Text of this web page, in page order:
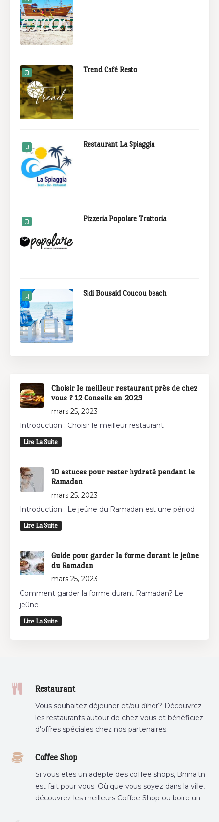
Trend Café Resto
Restaurant La Spiaggia
Pizzeria Popolare Trattoria
Sidi Bousaid Coucou beach
Choisir le meilleur restaurant près de chez
vous ? 12 Conseils en 2023
mars 25, 2023
Introduction : Choisir le meilleur restaurant
Lire La Suite
10 astuces pour rester hydraté pendant le
Ramadan
mars 25, 2023
Introduction : Le jeûne du Ramadan est une périod
Lire La Suite
Guide pour garder la forme durant le jeûne
du Ramadan
mars 25, 2023
Comment garder la forme durant Ramadan? Le
jeûne
Lire La Suite
Restaurant
Vous souhaitez déjeuner et/ou dîner? Découvrez
les restaurants autour de chez vous et bénéficiez
d'offres spéciales chez nos partenaires.
Coffee Shop
Si vous êtes un adepte des coffee shops, Bnina.tn
est fait pour vous. Où que vous soyez dans la ville,
découvrez les meilleurs Coffee Shop ou boire un